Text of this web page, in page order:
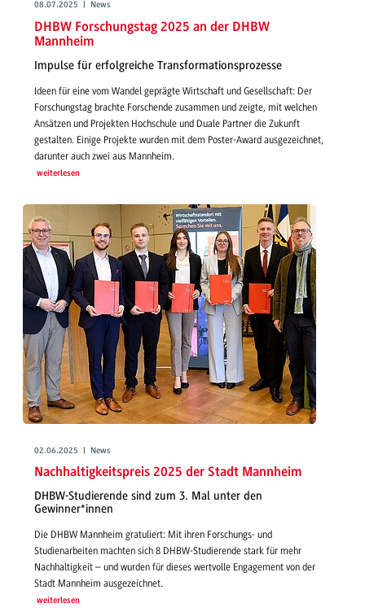
08.07.2025 | News
DHBW Forschungstag 2025 an der DHBW
Mannheim
Impulse für erfolgreiche Transformationsprozesse
Ideen für eine vom Wandel geprägte Wirtschaft und Gesellschaft: Der
Forschungstag brachte Forschende zusammen und zeigte, mit welchen
Ansätzen und Projekten Hochschule und Duale Partner die Zukunft
gestalten. Einige Projekte wurden mit dem Poster-Award ausgezeichnet,
darunter auch zwei aus Mannheim.
weiterlesen
02.06.2025 | News
Nachhaltigkeitspreis 2025 der Stadt Mannheim
DHBW-Studierende sind zum 3. Mal unter den
Gewinner*innen
Die DHBW Mannheim gratuliert: Mit ihren Forschungs- und
Studienarbeiten machten sich 8 DHBW-Studierende stark für mehr
Nachhaltigkeit – und wurden für dieses wertvolle Engagement von der
Stadt Mannheim ausgezeichnet.
weiterlesen